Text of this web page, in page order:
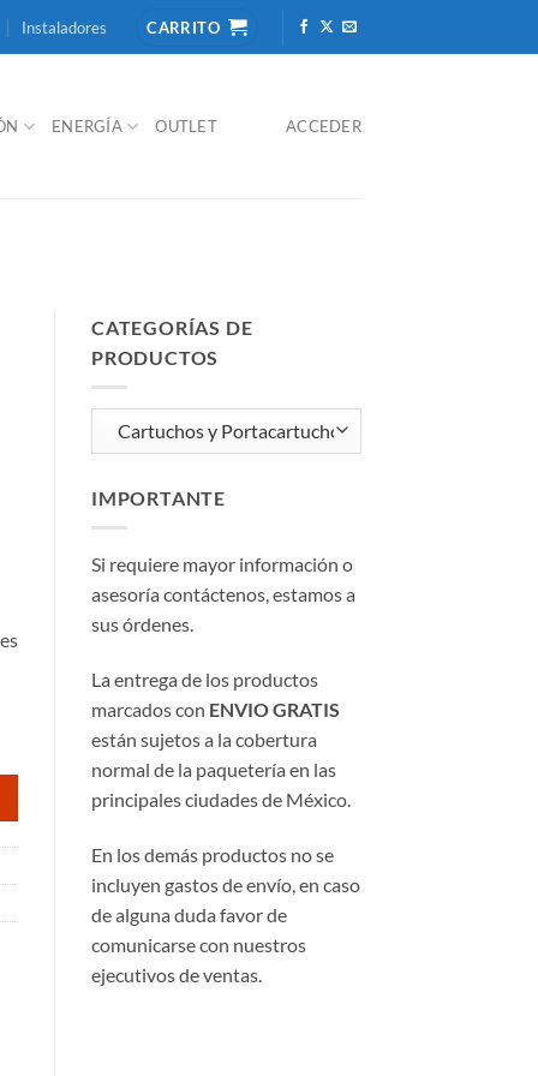
Instaladores CARRITO
ENERGÍA OUTLET ACCEDER
CATEGORÍAS DE
PRODUCTOS
IMPORTANTE
Si requiere mayor información o
asesoría contáctenos, estamos a
sus órdenes.
La entrega de los productos
marcados con ENVIO GRATIS
están sujetos a la cobertura
normal de la paquetería en las
principales ciudades de México.
En los demás productos no se
incluyen gastos de envío, en caso
de alguna duda favor de
comunicarse con nuestros
ejecutivos de ventas.